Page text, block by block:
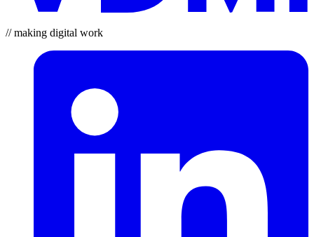
// making digital work